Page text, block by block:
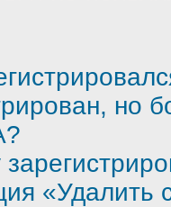
но
«Удалить